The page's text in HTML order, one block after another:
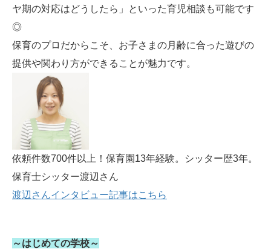
ヤ期の対応はどうしたら」といった育児相談も可能です
◎
保育のプロだからこそ、お子さまの月齢に合った遊びの
提供や関わり方ができることが魅力です。
依頼件数700件以上！保育園13年経験。シッター歴3年。
保育士シッター渡辺さん
渡辺さんインタビュー記事はこちら
～はじめての学校～